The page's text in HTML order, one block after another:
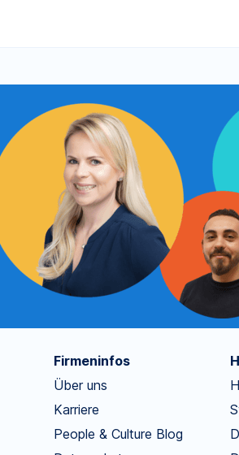
Firmeninfos
Über uns
Karriere
People & Culture Blog